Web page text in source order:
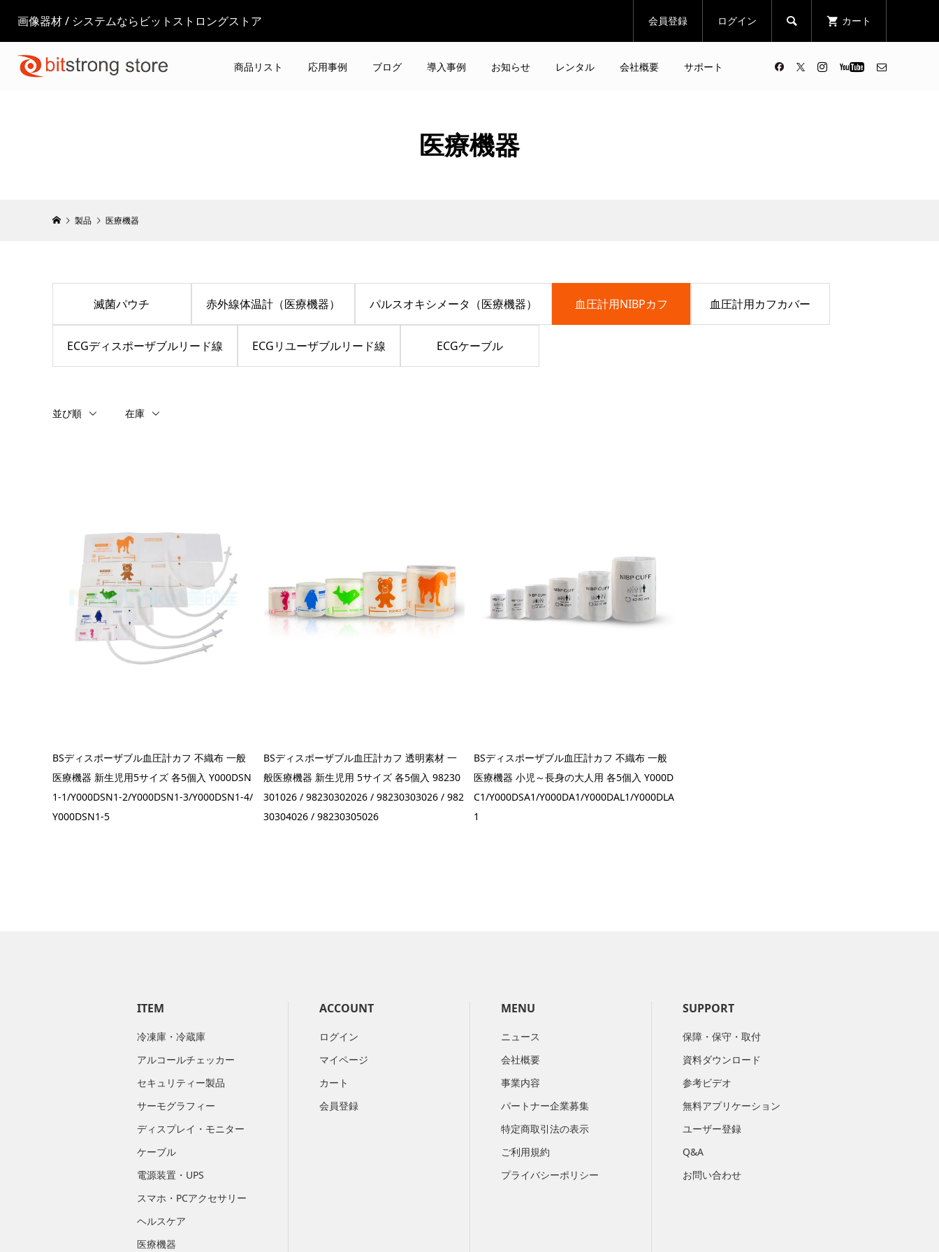
画像器材 / システムならビットストロングストア 会員登録 ログイン  カート
商品リスト 応用事例 ブログ 導入事例 お知らせ レンタル 会社概要 サポート
医療機器
製品 医療機器
滅菌パウチ 赤外線体温計（医療機器） パルスオキシメータ（医療機器） 血圧計用NIBPカフ 血圧計用カフカバー
ECGディスポーザブルリード線 ECGリユーザブルリード線 ECGケーブル
並び順 在庫
BSディスポーザブル血圧計カフ 不織布 一般
医療機器 新生児用5サイズ 各5個入 Y000DSN
1-1/Y000DSN1-2/Y000DSN1-3/Y000DSN1-4/
Y000DSN1-5
BSディスポーザブル血圧計カフ 透明素材 一
般医療機器 新生児用 5サイズ 各5個入 98230
301026 / 98230302026 / 98230303026 / 982
30304026 / 98230305026
BSディスポーザブル血圧計カフ 不織布 一般
医療機器 小児～長身の大人用 各5個入 Y000D
C1/Y000DSA1/Y000DA1/Y000DAL1/Y000DLA
1
ITEM
冷凍庫・冷蔵庫
アルコールチェッカー
セキュリティー製品
サーモグラフィー
ディスプレイ・モニター
ケーブル
電源装置・UPS
スマホ・PCアクセサリー
ヘルスケア
医療機器
ACCOUNT
ログイン
マイページ
カート
会員登録
MENU
ニュース
会社概要
​事業内容
パートナー企業募集
特定商取引法の表示
ご利用規約
プライバシーポリシー
SUPPORT
保障・保守・取付
資料ダウンロード
参考ビデオ
無料アプリケーション
ユーザー登録
Q&A
お問い合わせ